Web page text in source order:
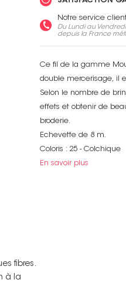
Notre service
Du Lundi au
depuis la France
Ce fil de la gamme
double mercerisage, il
Selon le nombre de
effets et obtenir de
broderie.
Echevette de 8 m.
Coloris : 25 - Colchique
En savoir plus
fibres.
à la